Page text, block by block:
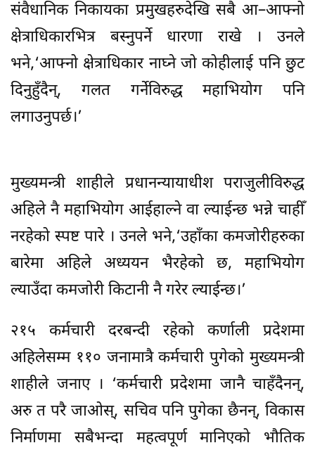
संवैधानिक निकायका प्रमुखहरुदेखि सबै आ–आफ्नो
क्षेत्राधिकारभित्र बस्नुपर्ने धारणा राखे । उनले
भने,‘आफ्नो क्षेत्राधिकार नाघ्ने जो कोहीलाई पनि छुट
दिनुहुँदैन्, गलत गर्नेविरुद्ध महाभियोग पनि
लगाउनुपर्छ।’
मुख्यमन्त्री शाहीले प्रधानन्यायाधीश पराजुलीविरुद्ध
अहिले नै महाभियोग आईहाल्ने वा ल्याईन्छ भन्ने चाहीँ
नरहेको स्पष्ट पारे । उनले भने,‘उहाँका कमजोरीहरुका
बारेमा अहिले अध्ययन भैरहेको छ, महाभियोग
ल्याउँदा कमजोरी किटानी नै गरेर ल्याईन्छ।’
२१५ कर्मचारी दरबन्दी रहेको कर्णाली प्रदेशमा
अहिलेसम्म ११० जनामात्रै कर्मचारी पुगेको मुख्यमन्त्री
शाहीले जनाए । ‘कर्मचारी प्रदेशमा जानै चाहँदैनन्,
अरु त परै जाओस्, सचिव पनि पुगेका छैनन्, विकास
निर्माणमा सबैभन्दा महत्वपूर्ण मानिएको भौतिक